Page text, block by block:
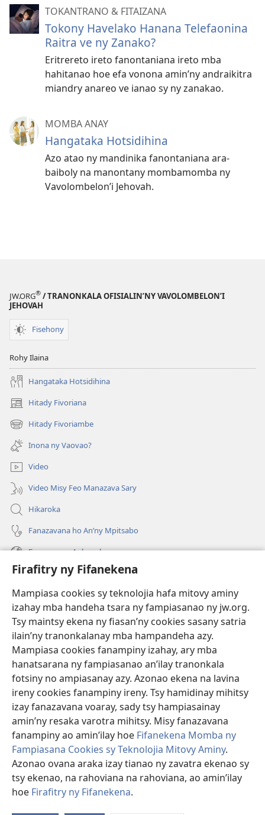
Firafitry ny Fifanekena
Mampiasa cookies sy teknolojia hafa mitovy aminy
izahay mba handeha tsara ny fampiasanao ny jw.org.
Tsy maintsy ekena ny fiasan’ny cookies sasany satria
ilain’ny tranonkalanay mba hampandeha azy.
Mampiasa cookies fanampiny izahay, ary mba
hanatsarana ny fampiasanao an’ilay tranonkala
fotsiny no ampiasanay azy. Azonao ekena na lavina
ireny cookies fanampiny ireny. Tsy hamidinay mihitsy
izay fanazavana voaray, sady tsy hampiasainay
amin’ny resaka varotra mihitsy. Misy fanazavana
fanampiny ao amin’ilay hoe Fifanekena Momba ny
Fampiasana Cookies sy Teknolojia Mitovy Aminy.
Azonao ovana araka izay tianao ny zavatra ekenao sy
tsy ekenao, na rahoviana na rahoviana, ao amin’ilay
hoe Firafitry ny Fifanekena.
TOKANTRANO & FITAIZANA
Tokony Havelako Hanana Telefaonina
Raitra ve ny Zanako?
Eritrereto ireto fanontaniana ireto mba
hahitanao hoe efa vonona amin’ny andraikitra
miandry anareo ve ianao sy ny zanakao.
MOMBA ANAY
Hangataka Hotsidihina
Azo atao ny mandinika fanontaniana ara-
baiboly na manontany mombamomba ny
Vavolombelon’i Jehovah.
JW.ORG® / TRANONKALA OFISIALIN’NY VAVOLOMBELON’I
JEHOVAH
Fisehony
Rohy Ilaina
Hangataka Hotsidihina
Hitady Fivoriana
(manokatra
rohy) Hitady Fivoriambe
(manokatra
rohy) Inona ny Vaovao?
Video
Video Misy Feo Manazava Sary
Hikaroka
Fanazavana ho An’ny Mpitsabo
Fanazavana Ankapobeny
Fanampiana
Fanomezana
(manokatra
rohy)
FITEHIRIZAM-BOKIN’NY Vavolombelon’i Jehovah
(manokatra
rohy)
JW Hub
(manokatra
rohy)
JW Library
Watchtower Library ®
Copyright© 2026 Watch Tower Bible and Tract Society of Pennsylvania.
FIFANEKENA| FIFANEKENA MOMBA NY TSIAMBARATELO
NY FIFANEKENA